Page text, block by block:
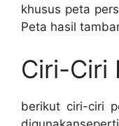
khusus peta
Peta hasil
Ciri-Ciri
berikut ciri-ciri